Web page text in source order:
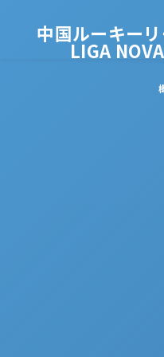
中国ルーキー
LIGA NOVA